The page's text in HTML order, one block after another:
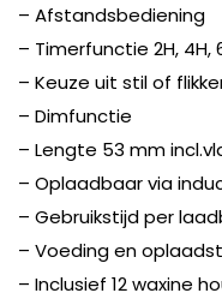
– Afstandsbediening
– Timerfunctie 2H, 4H,
– Keuze uit stil of
– Dimfunctie
– Lengte 53 mm
– Oplaadbaar via
– Gebruikstijd per
– Voeding en
– Inclusief 12 waxine